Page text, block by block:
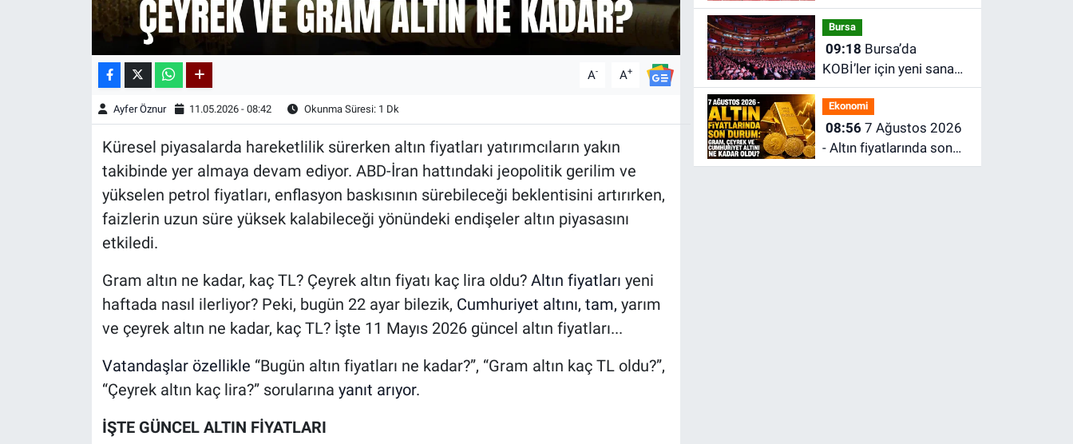
A- A+
Ayfer Öznur 11.05.2026 - 08:42 Okunma Süresi: 1 Dk
Küresel piyasalarda hareketlilik sürerken altın fiyatları yatırımcıların yakın
takibinde yer almaya devam ediyor. ABD-İran hattındaki jeopolitik gerilim ve
yükselen petrol fiyatları, enflasyon baskısının sürebileceği beklentisini artırırken,
faizlerin uzun süre yüksek kalabileceği yönündeki endişeler altın piyasasını
etkiledi.
Gram altın ne kadar, kaç TL? Çeyrek altın fiyatı kaç lira oldu? Altın fiyatları yeni
haftada nasıl ilerliyor? Peki, bugün 22 ayar bilezik, Cumhuriyet altını, tam, yarım
ve çeyrek altın ne kadar, kaç TL? İşte 11 Mayıs 2026 güncel altın fiyatları...
Vatandaşlar özellikle “Bugün altın fiyatları ne kadar?”, “Gram altın kaç TL oldu?”,
“Çeyrek altın kaç lira?” sorularına yanıt arıyor.
İŞTE GÜNCEL ALTIN FİYATLARI
yayımlandı! İşte indirimli
ürünler ve fiyatları
Bursa
09:18
KOBİ’ler için yeni sanayi
modeli: TEKNOSAB
KOBİ OSB projesi
tanıtıldı
Ekonomi
08:567 Ağustos 2026
- Altın fiyatlarında son
durum: Gram, çeyrek ve
Yazarlar
Astroloji-Rüya